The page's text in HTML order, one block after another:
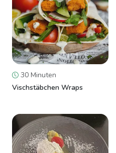
30 Minuten
Vischstäbchen Wraps